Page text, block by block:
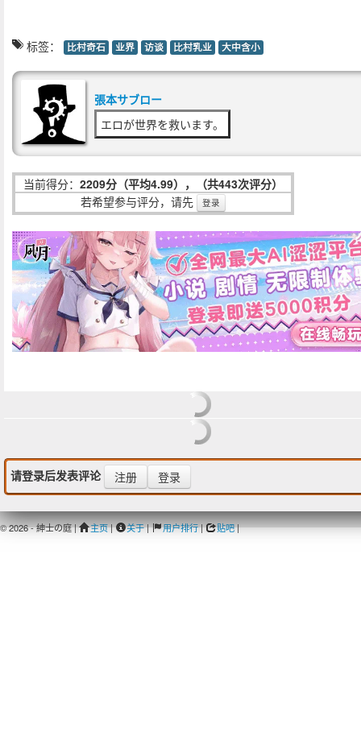
标签： 比村奇石 业界 访谈 比村乳业 大中含小
張本サブロー
エロが世界を救います。
当前得分： 2209分（平均4.99），（共443次评分）
若希望参与评分，请先
登录
请登录后发表评论 注册 登录
© 2026 - 紳士の庭 | 主页| 关于| 用户排行| 贴吧|